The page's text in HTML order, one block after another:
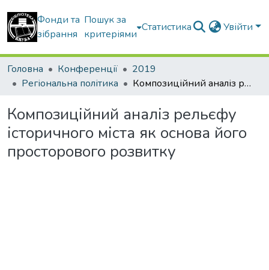
Фонди та
зібрання
Пошук за
критеріями
Статистика Увійти
Головна Конференції
2019
Регіональна політика
Композиційний аналіз рельєфу історичного міста як основа його просторового розвитку
Композиційний аналіз рельєфу
історичного міста як основа його
просторового розвитку